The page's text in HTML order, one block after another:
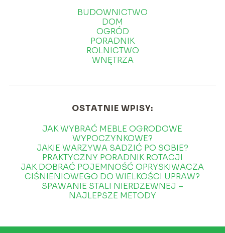
BUDOWNICTWO
DOM
OGRÓD
PORADNIK
ROLNICTWO
WNĘTRZA
OSTATNIE WPISY:
JAK WYBRAĆ MEBLE OGRODOWE
WYPOCZYNKOWE?
JAKIE WARZYWA SADZIĆ PO SOBIE?
PRAKTYCZNY PORADNIK ROTACJI
JAK DOBRAĆ POJEMNOŚĆ OPRYSKIWACZA
CIŚNIENIOWEGO DO WIELKOŚCI UPRAW?
SPAWANIE STALI NIERDZEWNEJ –
NAJLEPSZE METODY